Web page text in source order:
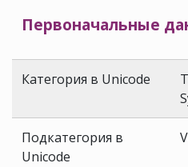
Первоначальные
Категория в Unicode
Подкатегория в
Unicode